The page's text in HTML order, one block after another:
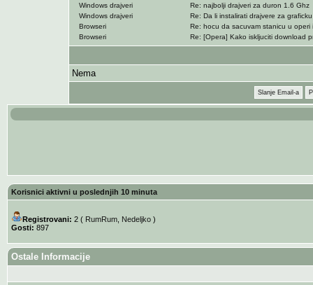
Windows drajveri
Re: najbolji drajveri za duron 1.6 Ghz
Windows drajveri
Re: Da li instalirati drajvere za
Browseri
Re: hocu da sacuvam stanicu u operi
Browseri
Re: [Opera] Kako iskljuciti download
Nema
Slanje Email-a
Korisnici aktivni u poslednjih 10 minuta
Registrovani: 2 ( RumRum, Nedeljko)
Gosti: 897
Ostale Informacije